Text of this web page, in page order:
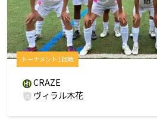
トーナメント 1回戦
CRAZE
ヴィラル木花